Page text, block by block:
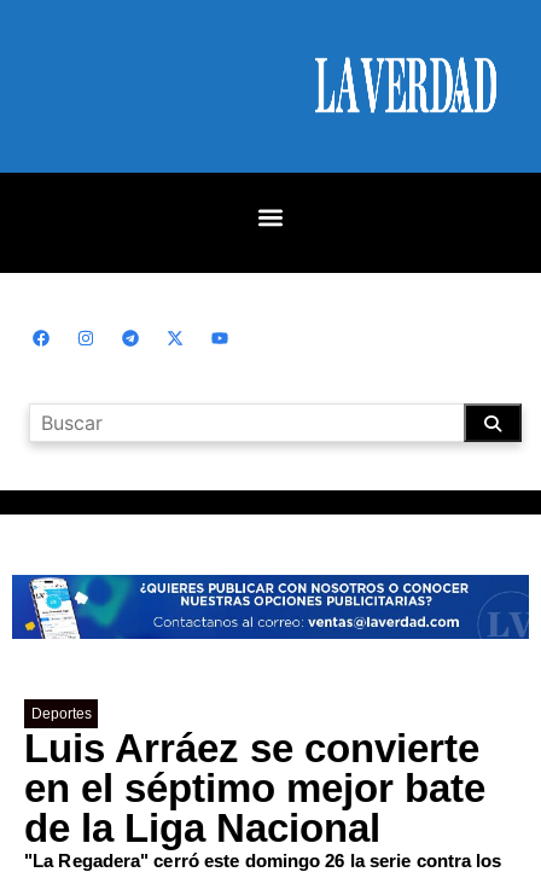
Deportes
Luis Arráez se convierte
en el séptimo mejor bate
de la Liga Nacional
"La Regadera" cerró este domingo 26 la serie contra los